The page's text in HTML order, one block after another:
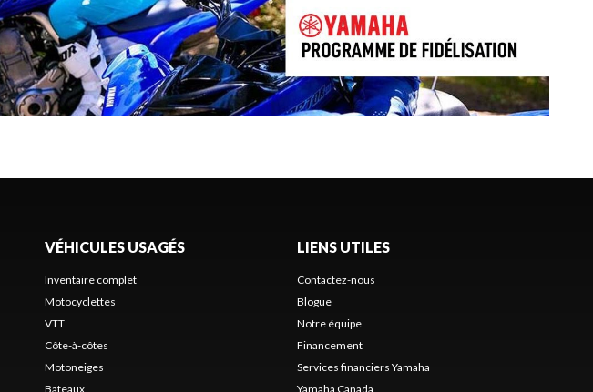
VÉHICULES USAGÉS
Inventaire complet
Motocyclettes
VTT
Côte-à-côtes
Motoneiges
Bateaux
LIENS UTILES
Contactez-nous
Blogue
Notre équipe
Financement
Services financiers Yamaha
Yamaha Canada